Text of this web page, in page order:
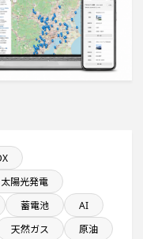
業一覧
業一覧
太陽光発電
蓄電池
AI
天然ガス 原油